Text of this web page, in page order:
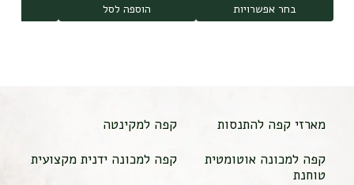
בחר אפשרויות הוספה לסל
מארזי קפה להתנסות
קפה למקינטה
קפה למכונה אוטומטית
טוחנת
קפה למכונה ידנית מקצועית